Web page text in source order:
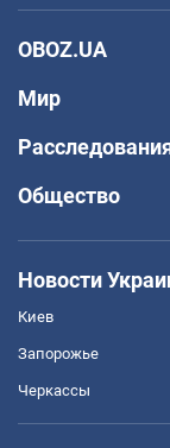
OBOZ.UA
Мир
Общество
Новости
Киев
Запорожье
Черкассы